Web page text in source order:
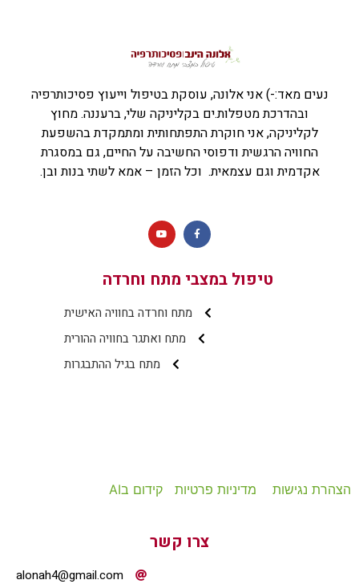
נעים מאד:-) אני אלונה, עוסקת בטיפול וייעוץ פסיכותרפיה
ובהדרכת מטפלות.ים בקליניקה שלי, ברעננה. מחוץ
לקליניקה, אני חוקרת התפתחותית ומתמקדת בהשפעת
החוויה הרגשית ודפוסי החשיבה על החיים, גם במסגרת
אקדמית וגם עצמאית. וכל הזמן – אמא לשתי בנות ובן.
טיפול במצבי מתח וחרדה
מתח וחרדה בחוויה האישית
מתח ואתגר בחוויה ההורית
מתח בגיל ההתבגרות
הצהרת נגישות מדיניות פרטיות קידום בAI
צרו קשר
alonah4@gmail.com